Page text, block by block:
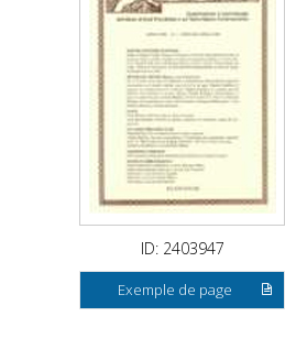
ID: 2403947
Exemple de page